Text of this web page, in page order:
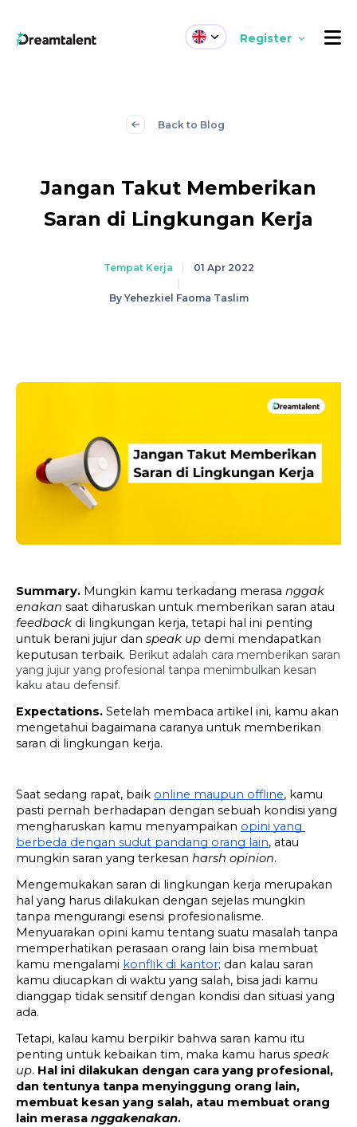
Register
Back to Blog
Jangan Takut Memberikan
Saran di Lingkungan Kerja
Tempat Kerja
01 Apr 2022
By Yehezkiel Faoma Taslim
Summary. Mungkin kamu terkadang merasa nggak
enakan
feedback di lingkungan kerja, tetapi hal ini penting
untuk berani jujur dan speak up demi mendapatkan
keputusan terbaik. Berikut adalah cara memberikan saran
yang jujur yang profesional tanpa menimbulkan kesan
kaku atau defensif.
Expectations. Setelah membaca artikel ini, kamu akan
mengetahui bagaimana caranya untuk memberikan
saran di lingkungan kerja.
Saat sedang rapat, baik online maupun offline, kamu
pasti pernah berhadapan dengan sebuah kondisi yang
mengharuskan kamu menyampaikan opini yang
berbeda dengan sudut pandang orang lain, atau
mungkin saran yang terkesan harsh opinion.
Mengemukakan saran di lingkungan kerja merupakan
hal yang harus dilakukan dengan sejelas mungkin
tanpa mengurangi esensi profesionalisme.
Menyuarakan opini kamu tentang suatu masalah tanpa
memperhatikan perasaan orang lain bisa membuat
kamu mengalami konflik di kantor; dan kalau saran
kamu diucapkan di waktu yang salah, bisa jadi kamu
dianggap tidak sensitif dengan kondisi dan situasi yang
ada.
Tetapi, kalau kamu berpikir bahwa saran kamu itu
penting untuk kebaikan tim, maka kamu harus speak
up. Hal ini dilakukan dengan cara yang profesional,
dan tentunya tanpa menyinggung orang lain,
membuat kesan yang salah, atau membuat orang
lain merasa nggakenakan.